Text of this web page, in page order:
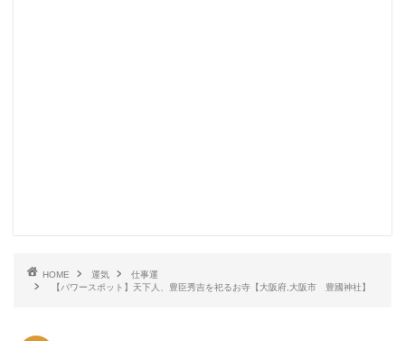
HOME 運気
仕事運
【パワースポット】天下人、豊臣秀吉を祀るお寺【大阪府,大阪市 豊國神社】